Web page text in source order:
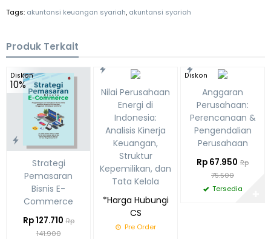
Tags: akuntansi keuangan syariah, akuntansi syariah
Produk Terkait
Diskon
10%
Strategi
Pemasaran
Bisnis E-
Commerce
Rp 127.710 Rp
141.900
Nilai Perusahaan
Energi di
Indonesia:
Analisis Kinerja
Keuangan,
Struktur
Kepemilikan, dan
Tata Kelola
*Harga Hubungi
CS
Pre Order
Diskon
Anggaran
Perusahaan:
Perencanaan &
Pengendalian
Perusahaan
Rp 67.950 Rp
75.500
Tersedia